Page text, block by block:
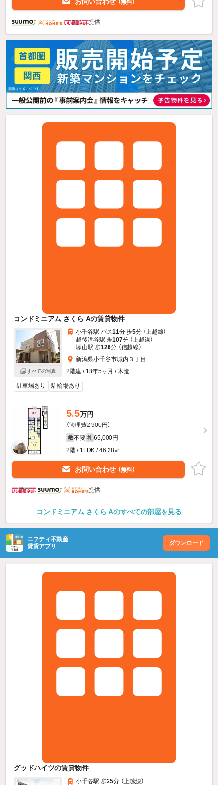
お問い合わせ （無料）
提供
コンドミニアム さくら Aの賃貸物件
すべての写真
小千谷駅 バス11分 歩5分 （上越線）
越後滝谷駅 歩107分 （上越線）
塚山駅 歩126分 （信越線）
新潟県小千谷市城内３丁目
2階建 / 18年5ヶ月 / 木造
駐車場あり 駐輪場あり
5.5万円
（管理費2,900円）
敷 不要 礼 65,000円
2階 / 1LDK / 46.28㎡
お問い合わせ （無料）
提供
コンドミニアム さくら Aのすべての部屋を見る
ニフティ不動産
賃貸アプリ
ダウンロード
グッドハイツの賃貸物件
小千谷駅 歩25分 （上越線）